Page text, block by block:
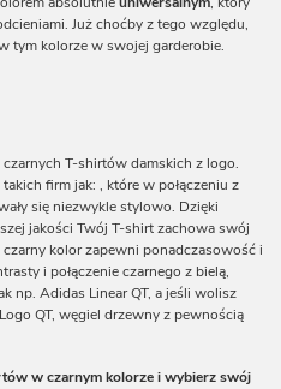
Już choćby z tego względu,
tym kolorze w swojej garderobie.
T-shirtów damskich z logo.
firm jak: , które w połączeniu z
się niezwykle stylowo. Dzięki
jakości Twój T-shirt zachowa swój
kolor zapewni ponadczasowość i
i połączenie czarnego z bielą,
np. Adidas Linear QT, a jeśli wolisz
QT, węgiel drzewny z pewnością
w czarnym kolorze i wybierz swój